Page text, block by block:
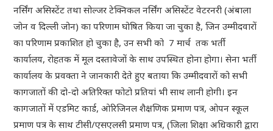
नर्सिंग असिस्टेंट तथा सोल्जर टेक्निकल नर्सिंग असिस्टेंट वेटरनरी (अंबाला
जोन व दिल्ली जोन) का परिणाम घोषित किया जा चुका है, जिन उम्मीदवारों
का परिणाम प्रकाशित हो चुका है, उन सभी को 7 मार्च तक भर्ती
कार्यालय, रोहतक में मूल दस्तावेजों के साथ उपस्थित होना होगा। सेना भर्ती
कार्यालय के प्रवक्ता ने जानकारी देते हुए बताया कि उम्मीदवारों को सभी
कागजातों की दो-दो अतिरिक्त फोटो प्रतियां भी साथ लानी होगी। इन
कागजातों में एडमिट कार्ड, ओरिजिनल शैक्षणिक प्रमाण पत्र, ओपन स्कूल
प्रमाण पत्र के साथ टीसी/एसएलसी प्रमाण पत्र, (जिला शिक्षा अधिकारी द्वारा